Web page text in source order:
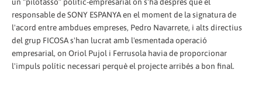
responsable de SONY ESPANYA en el moment de la signatura de
l'acord entre ambdues empreses, Pedro Navarrete, i alts directius
del grup FICOSA s'han lucrat amb l'esmentada operació
empresarial, on Oriol Pujol i Ferrusola havia de proporcionar
l'impuls polític necessari perquè el projecte arribés a bon final.